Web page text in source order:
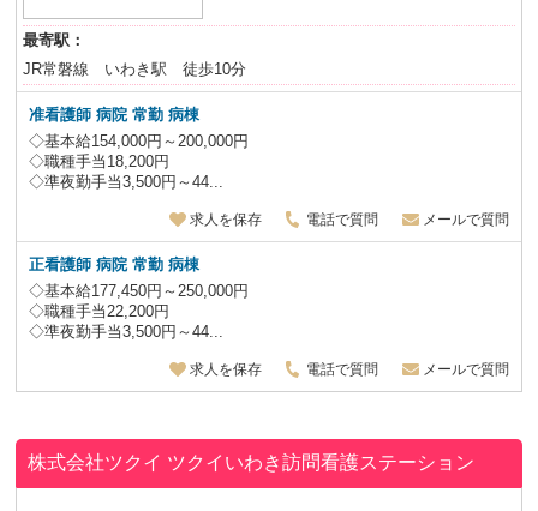
最寄駅：
JR常磐線 いわき駅 徒歩10分
准看護師 病院 常勤 病棟
◇基本給154,000円～200,000円
◇職種手当18,200円
◇準夜勤手当3,500円～44...
求人を保存 電話で質問 メールで質問
正看護師 病院 常勤 病棟
◇基本給177,450円～250,000円
◇職種手当22,200円
◇準夜勤手当3,500円～44...
求人を保存 電話で質問 メールで質問
株式会社ツクイ ツクイいわき訪問看護ステーション